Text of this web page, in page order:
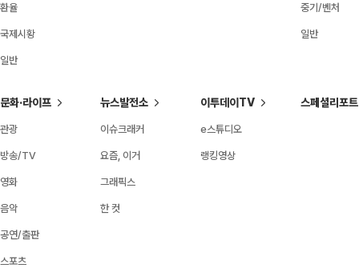
환율
국제시황
일반
중기/벤처
일반
문화·라이프
관광
방송/TV
영화
음악
공연/출판
스포츠
뉴스발전소
이슈크래커
요즘, 이거
그래픽스
한 컷
이투데이TV
e스튜디오
랭킹영상
스페셜리포트